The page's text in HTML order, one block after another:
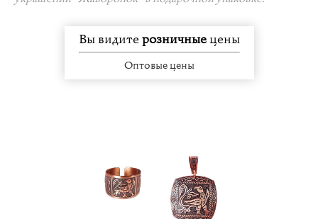
Вы видитерозничныецены
Оптовые цены